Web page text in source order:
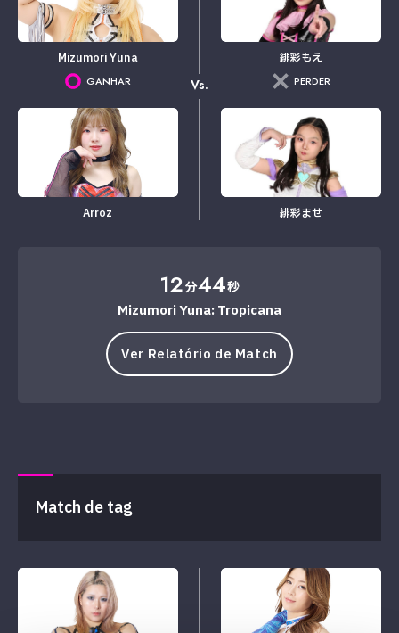
Mizumori Yuna
GANHAR
Arroz
Vs.
緋彩もえ
PERDER
緋彩ませ
12分44秒
Mizumori Yuna: Tropicana
Ver Relatório de Match
Match de tag